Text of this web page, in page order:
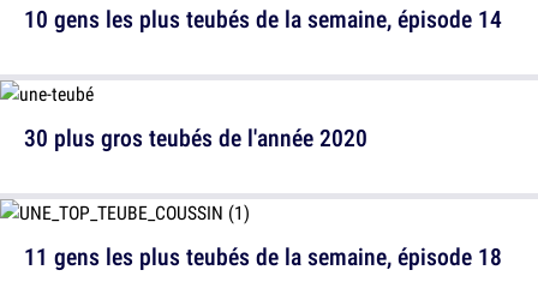
30 plus gros teubés de l'année 2020
10 gens les plus teubés de la semaine, épisode 14
11 gens les plus teubés de la semaine, épisode 18